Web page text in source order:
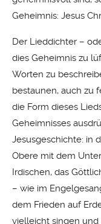
Geheimnis: Jesus
Der Lieddichter –
dies Geheimnis zu
Worten zu
bestaunen, auch zu
die Form dieses
Geheimnisses
Jesusgeschichte: in
Obere mit dem
Irdischen, das
– wie im
dem Frieden auf
vielleicht singen und